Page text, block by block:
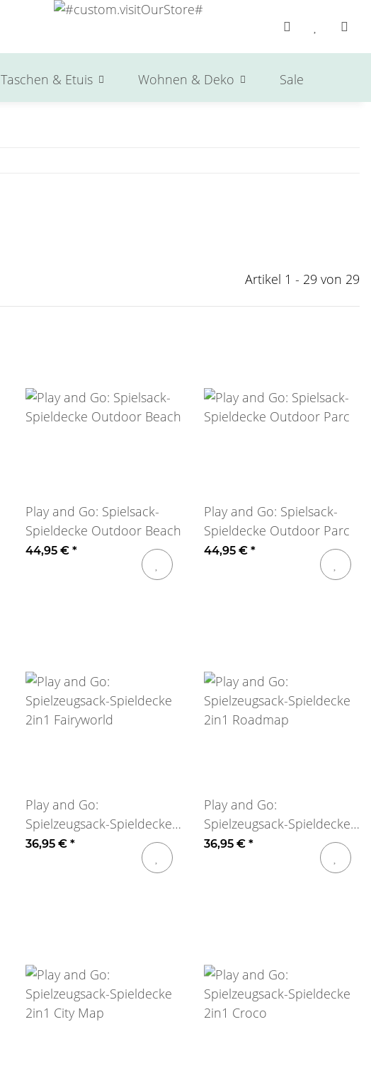
Taschen & Etuis Wohnen & Deko Sale
Artikel 1 - 29 von 29
Play and Go: Spielsack-
Spieldecke Outdoor Beach
44,95 € *
Play and Go: Spielsack-
Spieldecke Outdoor Parc
44,95 € *
Play and Go:
Spielzeugsack-Spieldecke
2in1 Fairyworld
36,95 € *
Play and Go:
Spielzeugsack-Spieldecke
2in1 Roadmap
36,95 € *